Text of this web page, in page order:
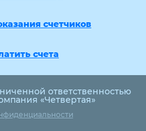
счетчиков
счета
ответственностью
«Четвертая»